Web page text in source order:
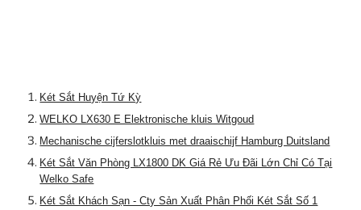
Két Sắt Huyện Tứ Kỳ
WELKO LX630 E Elektronische kluis Witgoud
Mechanische cijferslotkluis met draaischijf Hamburg Duitsland
Két Sắt Văn Phòng LX1800 DK Giá Rẻ Ưu Đãi Lớn Chỉ Có Tại
Welko Safe
Két Sắt Khách Sạn - Cty Sản Xuất Phân Phối Két Sắt Số 1